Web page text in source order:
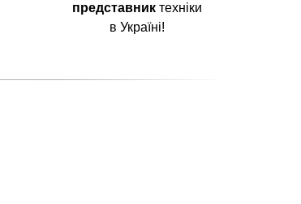
представник техніки
в Україні!